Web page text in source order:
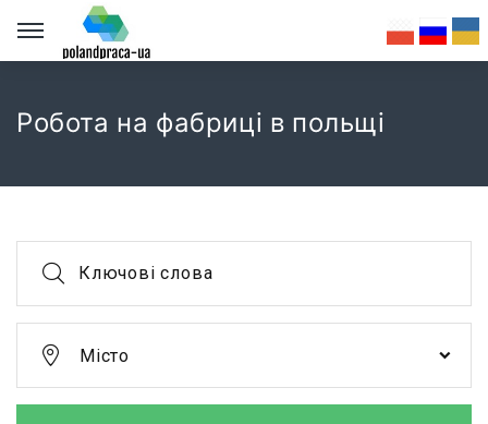
Робота на фабриці в польщі
Ключові слова
Місто